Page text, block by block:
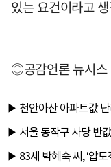
있는 요건이라고
◎공감언론 뉴시스